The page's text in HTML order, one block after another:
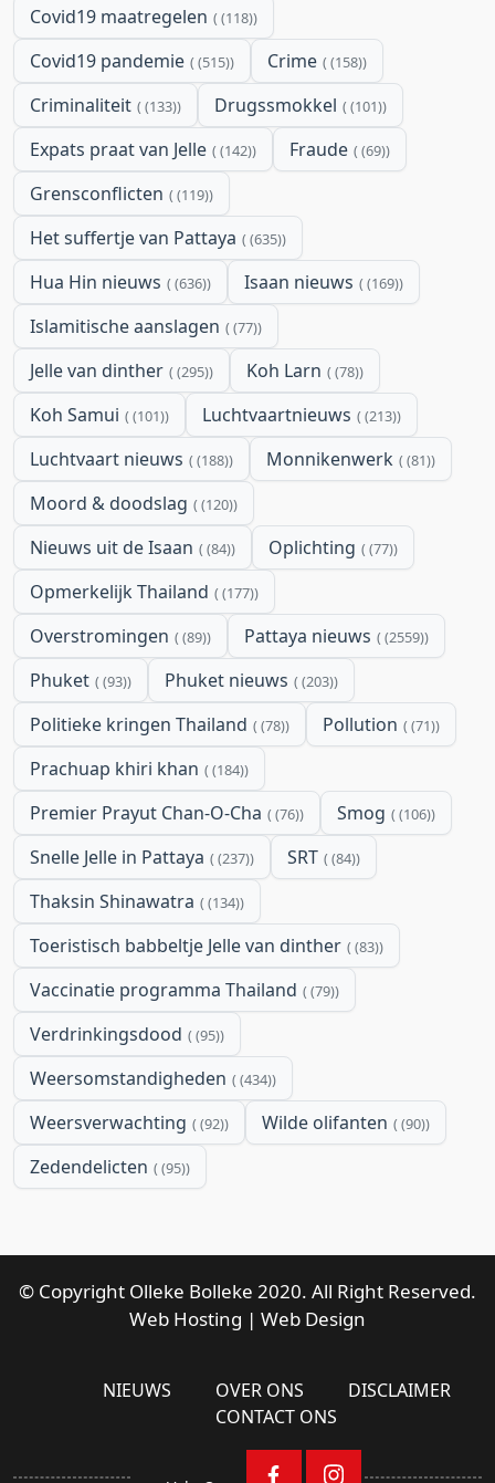
Covid19 maatregelen (118)
Covid19 pandemie (515) Crime (158)
Criminaliteit (133) Drugssmokkel (101)
Expats praat van Jelle (142) Fraude (69)
Grensconflicten (119)
Het suffertje van Pattaya (635)
Hua Hin nieuws (636) Isaan nieuws (169)
Islamitische aanslagen (77)
Jelle van dinther (295) Koh Larn (78)
Koh Samui (101) Luchtvaartnieuws (213)
Luchtvaart nieuws (188) Monnikenwerk (81)
Moord & doodslag (120)
Nieuws uit de Isaan (84) Oplichting (77)
Opmerkelijk Thailand (177)
Overstromingen (89) Pattaya nieuws (2559)
Phuket (93) Phuket nieuws (203)
Politieke kringen Thailand (78) Pollution (71)
Prachuap khiri khan (184)
Premier Prayut Chan-O-Cha (76) Smog (106)
Snelle Jelle in Pattaya (237) SRT (84)
Thaksin Shinawatra (134)
Toeristisch babbeltje Jelle van dinther (83)
Vaccinatie programma Thailand (79)
Verdrinkingsdood (95)
Weersomstandigheden (434)
Weersverwachting (92) Wilde olifanten (90)
Zedendelicten (95)
© Copyright Olleke Bolleke 2020. All Right Reserved.
Web Hosting | Web Design
NIEUWS OVER ONS
DISCLAIMER
CONTACT ONS